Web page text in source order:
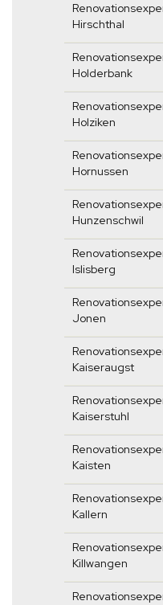
Hirschthal
Holderbank
Holziken
Hornussen
Hunzenschwil
Islisberg
Jonen
Kaiseraugst
Kaiserstuhl
Kaisten
Kallern
Killwangen